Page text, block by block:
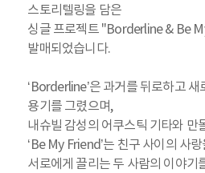
스토리텔링을 담은
싱글 프로젝트 "Borderline & Be
발매되었습니다.
‘Borderline’은 과거를 뒤로하고
용기를 그렸으며,
내슈빌 감성의 어쿠스틱 기타와 만
‘Be My Friend’는 친구 사이의 사
서로에게 끌리는 두 사람의 이야기